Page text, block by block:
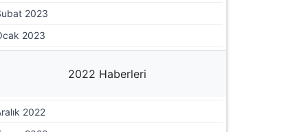
2023
2023
2022 Haberleri
2022